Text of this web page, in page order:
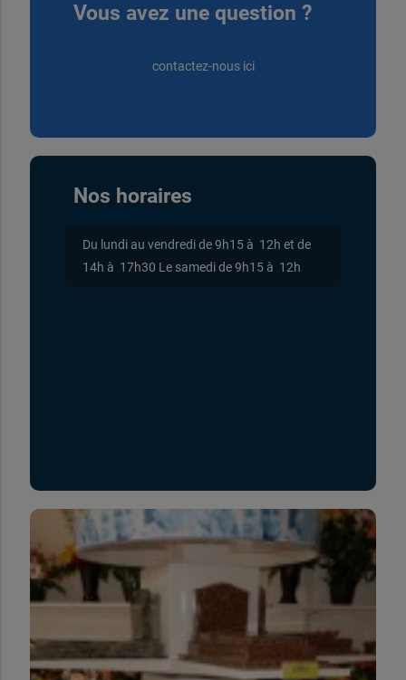
Vous avez une question ?
contactez-nous ici
Nos horaires
Du lundi au vendredi de 9h15 à 12h et de
14h à 17h30 Le samedi de 9h15 à 12h